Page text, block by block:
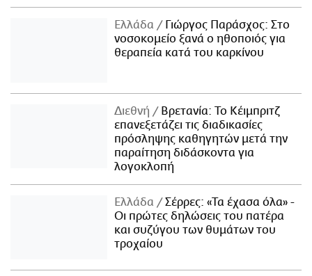
Ελλάδα
Γιώργος Παράσχος: Στο
νοσοκομείο ξανά ο ηθοποιός για
θεραπεία κατά του καρκίνου
Διεθνή
Βρετανία: Το Κέιμπριτζ
επανεξετάζει τις διαδικασίες
πρόσληψης καθηγητών μετά την
παραίτηση διδάσκοντα για
λογοκλοπή
Ελλάδα
Σέρρες: «Τα έχασα όλα» -
Οι πρώτες δηλώσεις του πατέρα
και συζύγου των θυμάτων του
τροχαίου